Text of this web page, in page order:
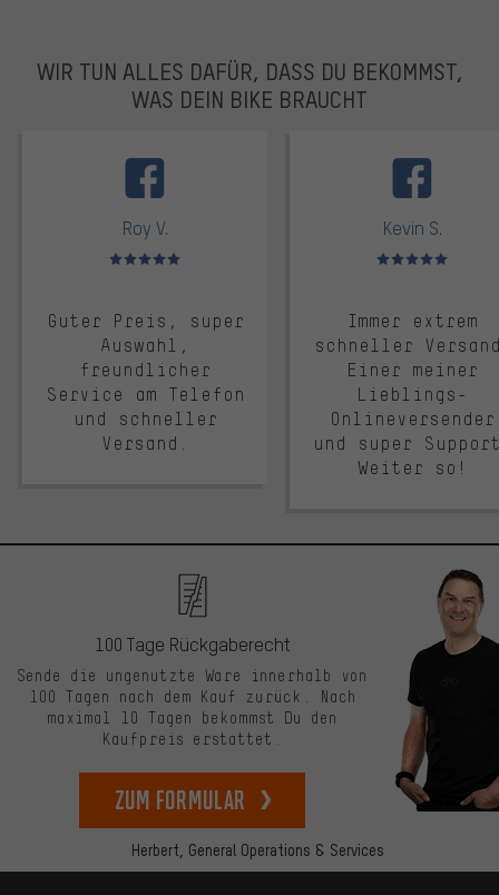
WIR TUN ALLES DAFÜR, DASS DU BEKOMMST,
WAS DEIN BIKE BRAUCHT
Roy V.
Bewertungen: 5 von 5
Guter Preis, super
Auswahl,
freundlicher
Service am Telefon
und schneller
Versand.
Kevin S.
Bewertungen: 5 von 5
Immer extrem
schneller
Einer meiner
Lieblings-
Onlineversender
und super
Weiter so!
Herbert, General Operations & Services
100 Tage Rückgaberecht
Sende die ungenutzte Ware innerhalb von
100 Tagen nach dem Kauf zurück. Nach
maximal 10 Tagen bekommst Du den
Kaufpreis erstattet.
zum Formular